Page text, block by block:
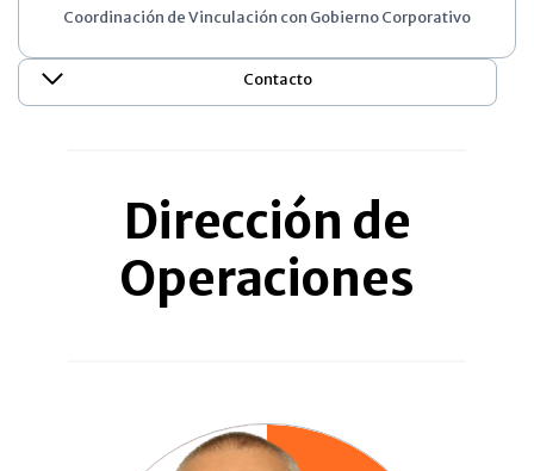
Coordinación de Vinculación con Gobierno Corporativo
Contacto
Dirección de
Operaciones